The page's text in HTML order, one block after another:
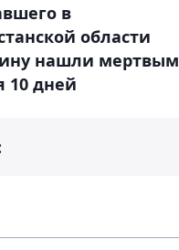
в
области
нашли мертвым
10 дней